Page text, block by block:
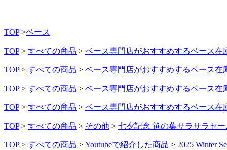
TOP >ベース
TOP > すべての商品 > ベース専門店がおすすめするベース在
TOP > すべての商品 > ベース専門店がおすすめするベース在
TOP > すべての商品 > ベース専門店がおすすめするベース在
TOP > すべての商品 > ベース専門店がおすすめするベース在
TOP > すべての商品 > その他 > 七夕記念 笹の葉サラサラセー
TOP > すべての商品 > Youtubeで紹介した商品 > 2025 Winter